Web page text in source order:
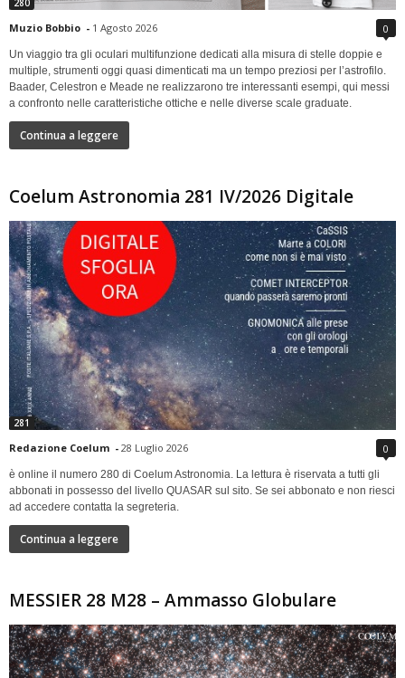
280
Muzio Bobbio - 1 Agosto 2026 0
Un viaggio tra gli oculari multifunzione dedicati alla misura di stelle doppie e
multiple, strumenti oggi quasi dimenticati ma un tempo preziosi per l’astrofilo.
Baader, Celestron e Meade ne realizzarono tre interessanti esempi, qui messi
a confronto nelle caratteristiche ottiche e nelle diverse scale graduate.
Continua a leggere
Coelum Astronomia 281 IV/2026 Digitale
281
Redazione Coelum - 28 Luglio 2026 0
è online il numero 280 di Coelum Astronomia. La lettura è riservata a tutti gli
abbonati in possesso del livello QUASAR sul sito. Se sei abbonato e non riesci
ad accedere contatta la segreteria.
Continua a leggere
MESSIER 28 M28 – Ammasso Globulare